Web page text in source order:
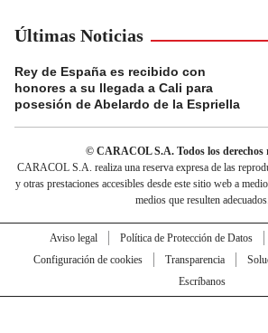
Últimas Noticias
Rey de España es recibido con
honores a su llegada a Cali para
posesión de Abelardo de la Espriella
© CARACOL S.A. Todos los derechos
CARACOL S.A. realiza una reserva expresa de las
y otras prestaciones accesibles desde este sitio web a
medios que resulten adecuados.
Aviso legal Política de Protección de Datos
Configuración de cookies
Transparencia
Escríbanos